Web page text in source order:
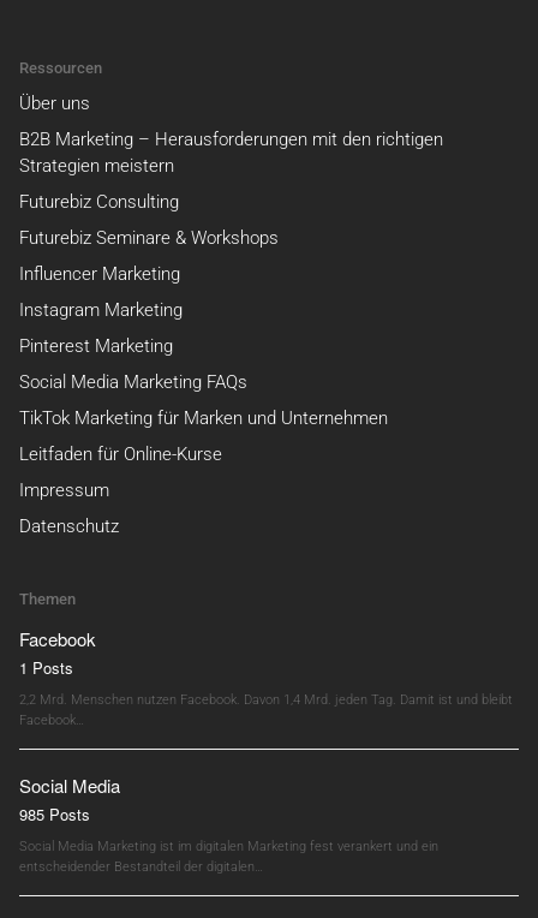
Ressourcen
Über uns
B2B Marketing – Herausforderungen mit den richtigen
Strategien meistern
Futurebiz Consulting
Futurebiz Seminare & Workshops
Influencer Marketing
Instagram Marketing
Pinterest Marketing
Social Media Marketing FAQs
TikTok Marketing für Marken und Unternehmen
Leitfaden für Online-Kurse
Impressum
Datenschutz
Themen
Facebook
1 Posts
2,2 Mrd. Menschen nutzen Facebook. Davon 1,4 Mrd. jeden Tag. Damit ist und bleibt
Facebook…
Social Media
985 Posts
Social Media Marketing ist im digitalen Marketing fest verankert und ein
entscheidender Bestandteil der digitalen…